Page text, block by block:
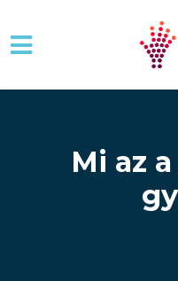
Skip to main content
Mi az